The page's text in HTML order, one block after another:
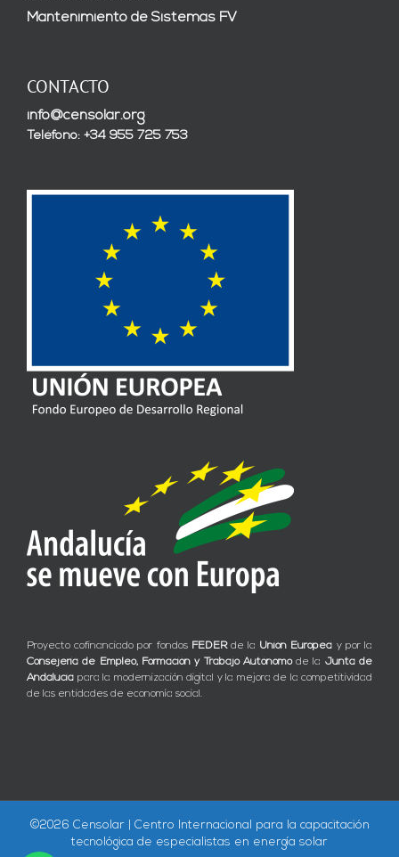
Mantenimiento de Sistemas FV
CONTACTO
info@censolar.org
Teléfono: +34 955 725 753
Proyecto cofinanciado por fondos FEDERde la Unión Europea y por la
Consejería de Empleo, Formación y Trabajo Autónomode la Junta de
Andalucía para la modernización digital y la mejora de la competitividad
de las entidades de economía social.
©2026 Censolar | Centro Internacional para la capacitación
tecnológica de especialistas en energía solar